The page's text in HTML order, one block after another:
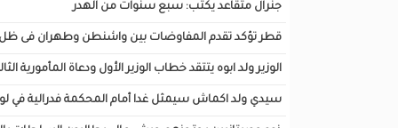
جنرال متقاعد يكتب: سبع سنوات من الهدر
قطر تؤكد تقدم المفاوضات بين واشنطن وطهران فى ظل
الوزير ولد ابوه يتتقد خطاب الوزير الأول ودعاة المأمورية
سيدي ولد اكماش سيمثل غدا أمام المحكمة فدرالية في